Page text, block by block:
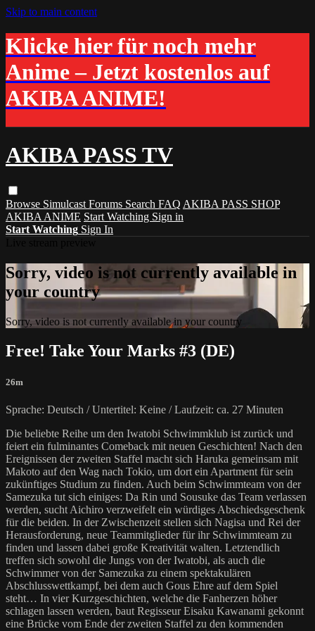
Skip to main content
Klicke hier für noch mehr
Anime – Jetzt kostenlos auf
AKIBA ANIME!
AKIBA PASS TV
Browse Simulcast Forums Search FAQ AKIBA PASS SHOP
AKIBA ANIME Start Watching Sign in
Start Watching Sign In
Sorry, video is not currently available in
your country
Sorry, video is not currently available in your country
Free! Take Your Marks #3 (DE)
26m
Sprache: Deutsch / Untertitel: Keine / Laufzeit: ca. 27 Minuten
Die beliebte Reihe um den Iwatobi Schwimmklub ist zurück und
feiert ein fulminantes Comeback mit neuen Geschichten! Nach den
Ereignissen der zweiten Staffel macht sich Haruka gemeinsam mit
Makoto auf den Wag nach Tokio, um dort ein Apartment für sein
zukünftiges Studium zu finden. Auch beim Schwimmteam von der
Samezuka tut sich einiges: Da Rin und Sousuke das Team verlassen
werden, sucht Aichiro verzweifelt ein würdiges Abschiedsgeschenk
für die beiden. In der Zwischenzeit stellen sich Nagisa und Rei der
Herausforderung, neue Teammitglieder für ihr Schwimmteam zu
finden und lassen dabei große Kreativität walten. Letztendlich
treffen sich sowohl die Jungs von der Iwatobi, als auch die
Schwimmer von der Samezuka zu einem spektakulären
Abschlusswettkampf, bei dem auch Gous Ehre auf dem Spiel
steht… In vier Kurzgeschichten, welche die Fanherzen höher
schlagen lassen werden, baut Regisseur Eisaku Kawanami gekonnt
eine Brücke vom Ende der zweiten Staffel zu den kommenden